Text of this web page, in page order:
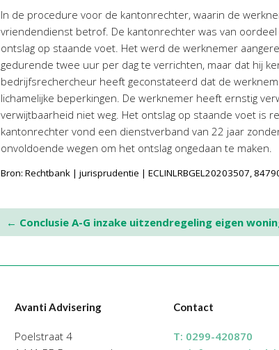
In de procedure voor de kantonrechter, waarin de
vriendendienst betrof. De kantonrechter was van
ontslag op staande voet. Het werd de werknemer
gedurende twee uur per dag te verrichten, maar dat hij
bedrijfsrechercheur heeft geconstateerd dat de
lichamelijke beperkingen. De werknemer heeft ernstig
verwijtbaarheid niet weg. Het ontslag op staande voet is
kantonrechter vond een dienstverband van 22 jaar
onvoldoende wegen om het ontslag ongedaan te maken.
Bron: Rechtbank | jurisprudentie | ECLINLRBGEL20203507,
← Conclusie A-G inzake uitzendregeling eigen
Avanti Advisering
Poelstraat 4
Contact
T: 0299-420870